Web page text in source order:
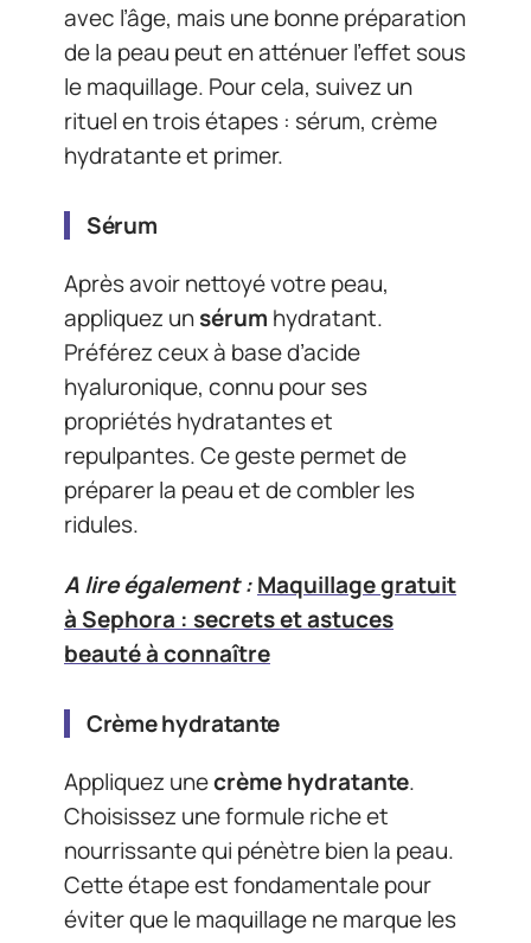
avec l’âge, mais une bonne préparation
de la peau peut en atténuer l’effet sous
le maquillage. Pour cela, suivez un
rituel en trois étapes : sérum, crème
hydratante et primer.
Sérum
Après avoir nettoyé votre peau,
appliquez unsérum hydratant.
Préférez ceux à base d’acide
hyaluronique, connu pour ses
propriétés hydratantes et
repulpantes. Ce geste permet de
préparer la peau et de combler les
ridules.
A lire également :Maquillage gratuit
à Sephora : secrets et astuces
beauté à connaître
Crème hydratante
Appliquez unecrème hydratante.
Choisissez une formule riche et
nourrissante qui pénètre bien la peau.
Cette étape est fondamentale pour
éviter que le maquillage ne marque les